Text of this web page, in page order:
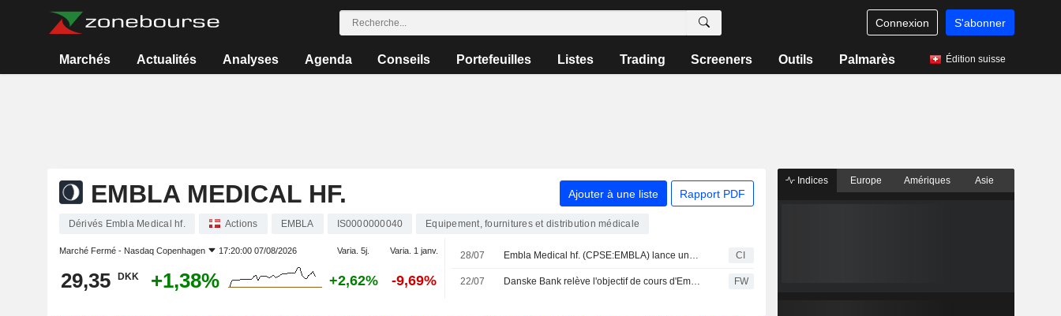
Connexion S'abonner
Marchés Actualités Analyses Agenda Conseils Portefeuilles Listes Trading Screeners Outils Palmarès Édition suisse
EMBLA MEDICAL HF. Ajouter à une liste Rapport PDF
Dérivés Embla Medical hf. Actions EMBLA IS0000000040 Equipement, fournitures et distribution médicale
Marché Fermé - Nasdaq Copenhagen 17:20:00 07/08/2026 Varia. 5j. Varia. 1 janv.
29,35 DKK +1,38% +2,62% -9,69%
28/07 Embla Medical hf. (CPSE:EMBLA) lance un plan de rachat d'actions portant sur 8 000 000 de titres, soit 1,9 % du capital, pour 40 millions de dollars, selon l'autorisation approuvée le 10 mars 2026. CI
22/07 Danske Bank relève l'objectif de cours d'Embla à 30 couronnes danoises (contre 29) et réitère sa recommandation à " conserver » - BN FW
Indices Europe Amériques Asie